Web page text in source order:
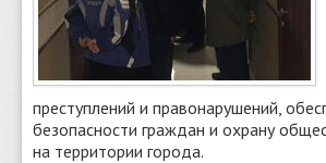
преступлений и правонарушений,
безопасности граждан и охрану
на территории города.